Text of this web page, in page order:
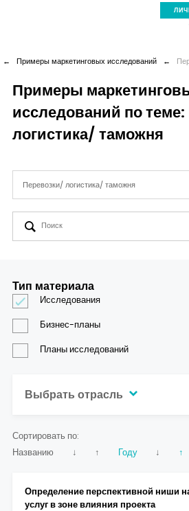
Компания
Новая реальность
Кейсы
Контакты
← Примеры маркетинговых исследований ←
Примеры
исследований по
логистика/ таможня
Перевозки/ логистика/ таможня
Сортировать по:
Названию
↓ ↑ Году ↓ ↑
Определение перспективной ниши
услуг в зоне влияния проекта
Тип материала
Исследования
Бизнес-планы
Планы исследований
Выбрать отрасль